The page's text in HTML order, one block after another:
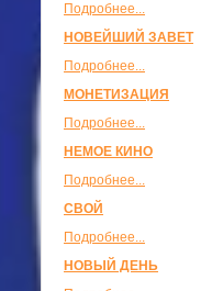
Подробнее...
НОВЕЙШИЙ ЗАВЕТ
Подробнее...
МОНЕТИЗАЦИЯ
Подробнее...
НЕМОЕ КИНО
Подробнее...
СВОЙ
Подробнее...
НОВЫЙ ДЕНЬ